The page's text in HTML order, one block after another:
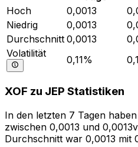
Hoch
0,0013
Niedrig
0,0013
Durchschnitt 0,0013
Volatilität
0,11%
XOF zu JEP Statistiken
In den letzten 7 Tagen
zwischen 0,0013 und
Durchschnitt war 0,0013 mit